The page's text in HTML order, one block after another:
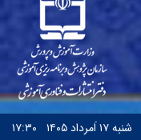
شنبه۱۷ اَمرداد ۱۴۰۵ ۱۷:۳۰